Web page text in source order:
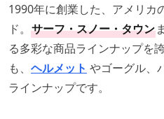
1990年に創業した、アメリカ
ド。 サーフ・スノー・タウン
る多彩な商品ラインナップを
も、 ヘルメット やゴーグル、
ラインナップです。